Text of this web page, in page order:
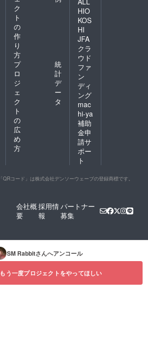
ンの木
です。
のぞき
んのイ
ラスト
クリル
なりま
ク
ト
の
作
り
方
プ
ロ
ジ
ェ
ク
ト
の
広
め
方
統
計
デ
ー
タ
HIO
KOS
HI
JFA
クラ
ウド
ファ
ン
ディ
ング
mac
hi-ya
補助
金申
請サ
ポー
ト
「QRコード」は株式会社デンソーウェーブの登録商標です。
会社概
要
採用情
報
パートナー
募集
SM Rabbitさんへアンコール
もう一度プロジェクトをやってほしい